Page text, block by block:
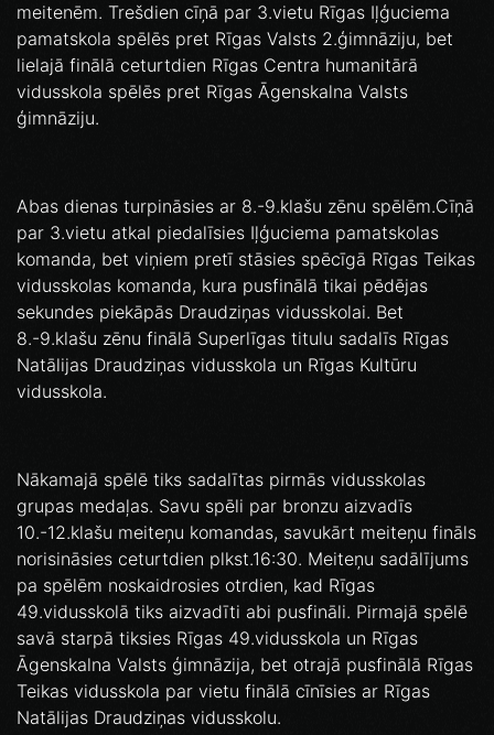
meitenēm. Trešdien cīņā par 3.vietu Rīgas Iļģuciema
pamatskola spēlēs pret Rīgas Valsts 2.ģimnāziju, bet
lielajā finālā ceturtdien Rīgas Centra humanitārā
vidusskola spēlēs pret Rīgas Āgenskalna Valsts
ģimnāziju.
Abas dienas turpināsies ar 8.-9.klašu zēnu spēlēm.Cīņā
par 3.vietu atkal piedalīsies Iļģuciema pamatskolas
komanda, bet viņiem pretī stāsies spēcīgā Rīgas Teikas
vidusskolas komanda, kura pusfinālā tikai pēdējas
sekundes piekāpās Draudziņas vidusskolai. Bet
8.-9.klašu zēnu finālā Superlīgas titulu sadalīs Rīgas
Natālijas Draudziņas vidusskola un Rīgas Kultūru
vidusskola.
Nākamajā spēlē tiks sadalītas pirmās vidusskolas
grupas medaļas. Savu spēli par bronzu aizvadīs
10.-12.klašu meiteņu komandas, savukārt meiteņu fināls
norisināsies ceturtdien plkst.16:30. Meiteņu sadālījums
pa spēlēm noskaidrosies otrdien, kad Rīgas
49.vidusskolā tiks aizvadīti abi pusfināli. Pirmajā spēlē
savā starpā tiksies Rīgas 49.vidusskola un Rīgas
Āgenskalna Valsts ģimnāzija, bet otrajā pusfinālā Rīgas
Teikas vidusskola par vietu finālā cīnīsies ar Rīgas
Natālijas Draudziņas vidusskolu.